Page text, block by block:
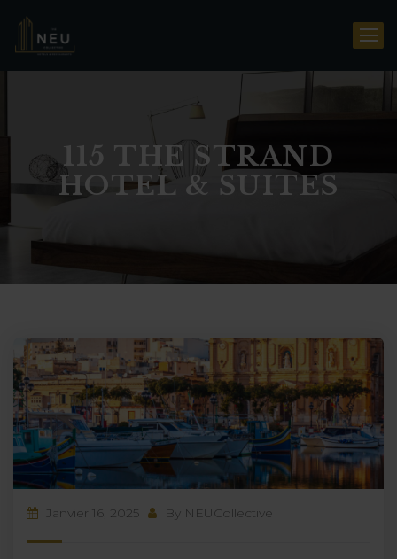
115 THE STRAND
HOTEL & SUITES
Janvier 16, 2025 By NEUCollective